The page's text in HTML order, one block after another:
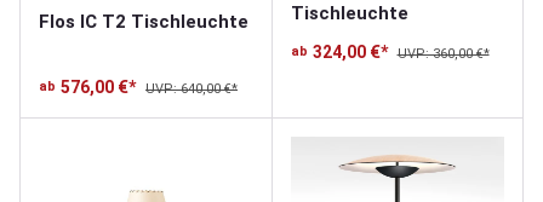
Flos IC T2 Tischleuchte
ab 576,00 €* UVP: 640,00 €*
Tischleuchte
ab 324,00 €* UVP: 360,00 €*